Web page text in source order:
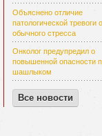
Объяснено отличие
патологической тревоги
обычного стресса
Онколог предупредил о
повышенной опасности
шашлыком
Все новости